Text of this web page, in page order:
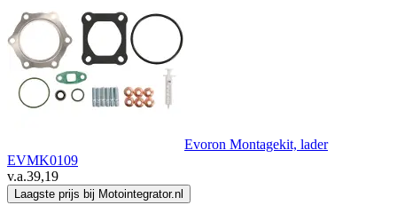
Evoron Montagekit, lader
EVMK0109
v.a.39,19
Laagste prijs bij Motointegrator.nl